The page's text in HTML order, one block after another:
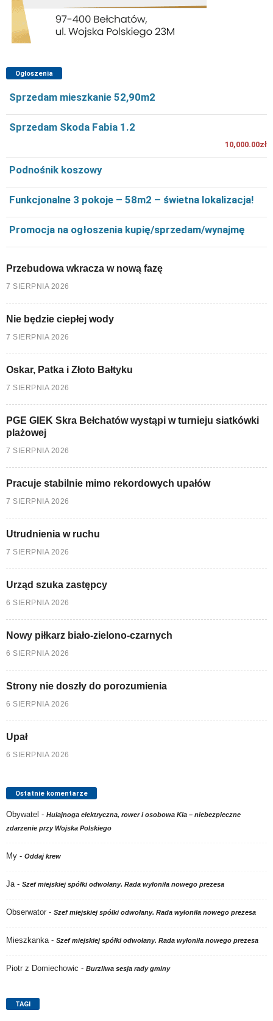
Ogłoszenia
Sprzedam mieszkanie 52,90m2
Sprzedam Skoda Fabia 1.2
10,000.00zł
Podnośnik koszowy
Funkcjonalne 3 pokoje – 58m2 – świetna lokalizacja!
Promocja na ogłoszenia kupię/sprzedam/wynajmę
Przebudowa wkracza w nową fazę
7 SIERPNIA 2026
Nie będzie ciepłej wody
7 SIERPNIA 2026
Oskar, Patka i Złoto Bałtyku
7 SIERPNIA 2026
PGE GIEK Skra Bełchatów wystąpi w turnieju siatkówki
plażowej
7 SIERPNIA 2026
Pracuje stabilnie mimo rekordowych upałów
7 SIERPNIA 2026
Utrudnienia w ruchu
7 SIERPNIA 2026
Urząd szuka zastępcy
6 SIERPNIA 2026
Nowy piłkarz biało-zielono-czarnych
6 SIERPNIA 2026
Strony nie doszły do porozumienia
6 SIERPNIA 2026
Upał
6 SIERPNIA 2026
Ostatnie komentarze
Obywatel - Hulajnoga elektryczna, rower i osobowa Kia – niebezpieczne
zdarzenie przy Wojska Polskiego
My - Oddaj krew
Ja- Szef miejskiej spółki odwołany. Rada wyłoniła nowego prezesa
Obserwator - Szef miejskiej spółki odwołany. Rada wyłoniła nowego prezesa
Mieszkanka- Szef miejskiej spółki odwołany. Rada wyłoniła nowego prezesa
Piotr z Domiechowic - Burzliwa sesja rady gminy
TAGI